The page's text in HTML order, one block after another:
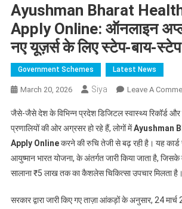
Ayushman Bharat
Apply Online: ऑनलाइन
नए यूज़र्स के लिए स्टेप-बाय-स्टेप
Government Schemes Latest News
March 20, 2026 Siya Leave A
जैसे-जैसे देश के विभिन्न प्रदेश डिजिटल स्वास्थ्य रिकॉर्ड
प्रणालियों की ओर अग्रसर हो रहे हैं, लोगों मेंAyushman
Apply Onlineकरने की रुचि तेजी से बढ़ रही है। यह कार्ड
आयुष्मान भारत योजना, के अंतर्गत जारी किया जाता है, जिसके
सालाना ₹5 लाख तक का कैशलेस चिकित्सा उपचार मिलता है।
सरकार द्वारा जारी किए गए ताज़ा आंकड़ों के अनुसार, 24